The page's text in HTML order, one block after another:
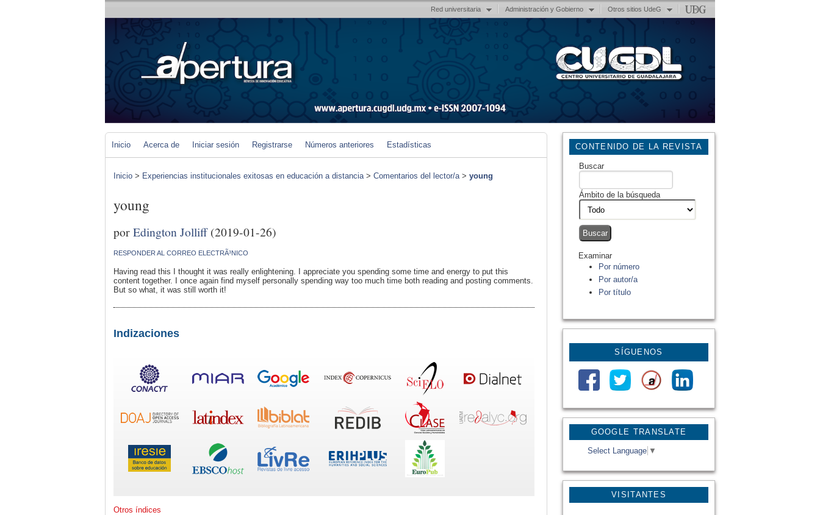
Red universitaria Administración y Gobierno Otros sitios UdeG
GOOGLE TRANSLATE
Select Language ▼
VISITANTES
CONTENIDO DE LA REVISTA
Buscar
Ámbito de la búsqueda
Examinar
Por número
Por autor/a
Por título
SÍGUENOS
Inicio Acerca de Iniciar sesión Registrarse Números anteriores Estadísticas
Inicio > Experiencias institucionales exitosas en educación a distancia> Comentarios del lector/a> young
young
porEdington Jolliff(2019-01-26)
RESPONDER AL CORREO ELECTRÃ³NICO
Having read this I thought it was really enlightening. I appreciate you spending some time and energy to put this
content together. I once again find myself personally spending way too much time both reading and posting comments.
But so what, it was still worth it!
Indizaciones
Otros índices